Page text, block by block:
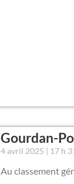
Gourdan-
4 avril 2025 17 h
Au classement